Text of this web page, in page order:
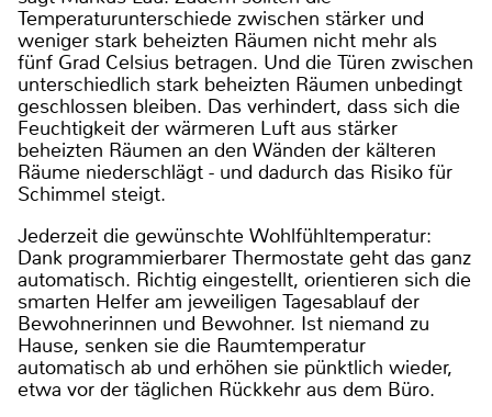
Temperaturunterschiede zwischen stärker und
weniger stark beheizten Räumen nicht mehr als
fünf Grad Celsius betragen. Und die Türen zwischen
unterschiedlich stark beheizten Räumen unbedingt
geschlossen bleiben. Das verhindert, dass sich die
Feuchtigkeit der wärmeren Luft aus stärker
beheizten Räumen an den Wänden der kälteren
Räume niederschlägt - und dadurch das Risiko für
Schimmel steigt.
Jederzeit die gewünschte Wohlfühltemperatur:
Dank programmierbarer Thermostate geht das ganz
automatisch. Richtig eingestellt, orientieren sich die
smarten Helfer am jeweiligen Tagesablauf der
Bewohnerinnen und Bewohner. Ist niemand zu
Hause, senken sie die Raumtemperatur
automatisch ab und erhöhen sie pünktlich wieder,
etwa vor der täglichen Rückkehr aus dem Büro.